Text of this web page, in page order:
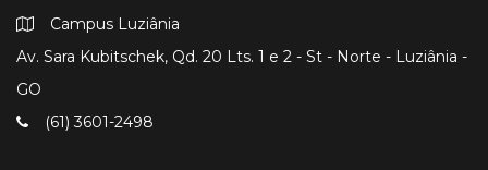
Campus Luziânia
Av. Sara Kubitschek, Qd. 20 Lts. 1 e 2 - St - Norte - Luziânia -
GO
(61) 3601-2498